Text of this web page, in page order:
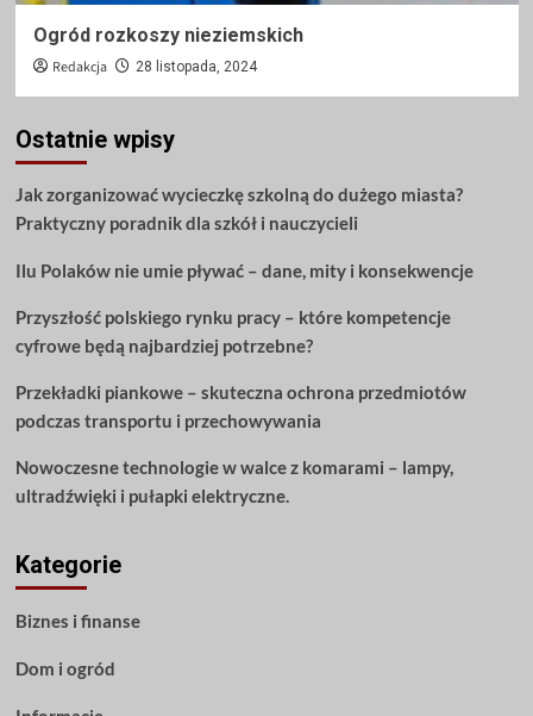
Ogród rozkoszy nieziemskich
Redakcja 28 listopada, 2024
Ostatnie wpisy
Jak zorganizować wycieczkę szkolną do dużego miasta?
Praktyczny poradnik dla szkół i nauczycieli
Ilu Polaków nie umie pływać – dane, mity i konsekwencje
Przyszłość polskiego rynku pracy – które kompetencje
cyfrowe będą najbardziej potrzebne?
Przekładki piankowe – skuteczna ochrona przedmiotów
podczas transportu i przechowywania
Nowoczesne technologie w walce z komarami – lampy,
ultradźwięki i pułapki elektryczne.
Kategorie
Biznes i finanse
Dom i ogród